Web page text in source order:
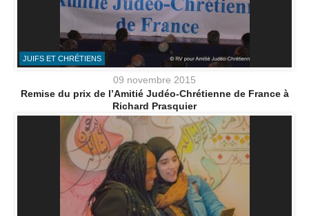
JUIFS ET CHRÉTIENS
09 novembre 2015
Remise du prix de l’Amitié Judéo-Chrétienne de France à
Richard Prasquier